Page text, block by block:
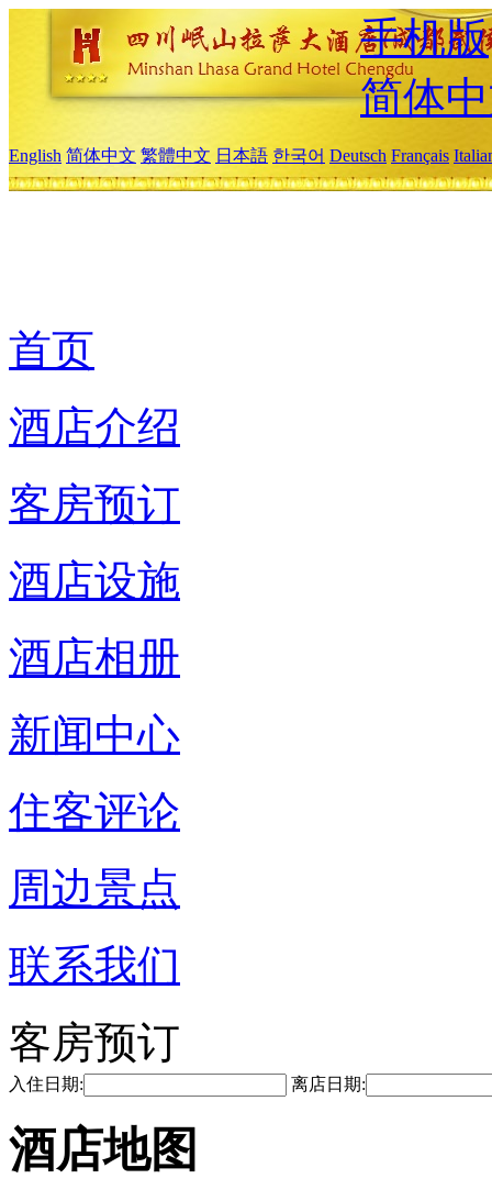
手机版
简体
English 简体中文 繁體中文 日本語 한국어 Deutsch Français
首页
酒店介绍
客房预订
酒店设施
酒店相册
新闻中心
住客评论
周边景点
联系我们
客房预订
入住日期: 离店日期:
酒店地图